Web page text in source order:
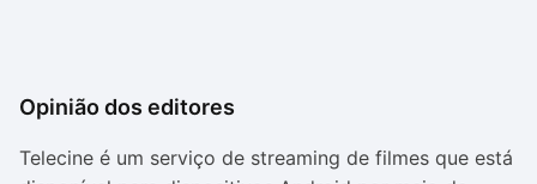
Opinião dos editores
Telecine é um serviço de streaming de filmes que está